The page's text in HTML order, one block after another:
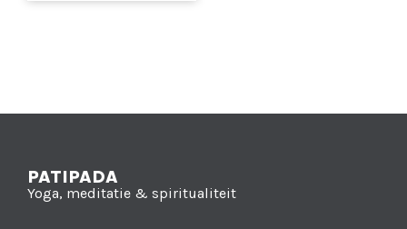
PATIPADA
Yoga, meditatie & spiritualiteit